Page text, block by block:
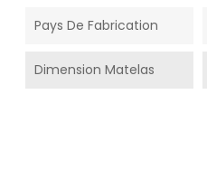
Pays De Fabrication
Dimension Matelas